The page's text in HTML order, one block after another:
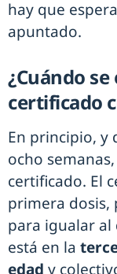
hay que
apuntado.
¿Cuándo
certificado
En principio, y
ocho
certificado. El
primera dosis,
para igualar al
está en la
edad y